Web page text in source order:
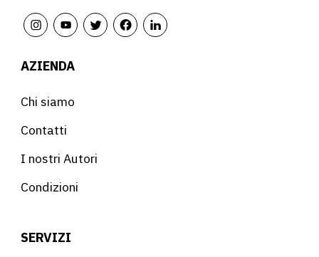
AZIENDA
Chi siamo
Contatti
I nostri Autori
Condizioni
SERVIZI